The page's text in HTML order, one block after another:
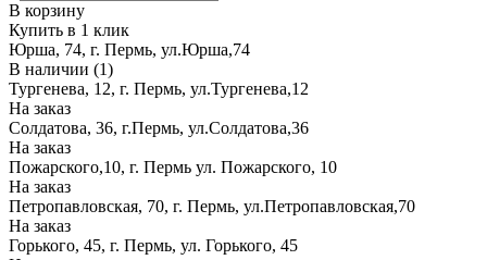
В корзину
Купить в 1 клик
Юрша, 74, г. Пермь, ул.Юрша,74
В наличии (1)
Тургенева, 12, г. Пермь, ул.Тургенева,12
На заказ
Солдатова, 36, г.Пермь, ул.Солдатова,36
На заказ
Пожарского,10, г. Пермь ул. Пожарского, 10
На заказ
Петропавловская, 70, г. Пермь, ул.Петропавловская,70
На заказ
Горького, 45, г. Пермь, ул. Горького, 45